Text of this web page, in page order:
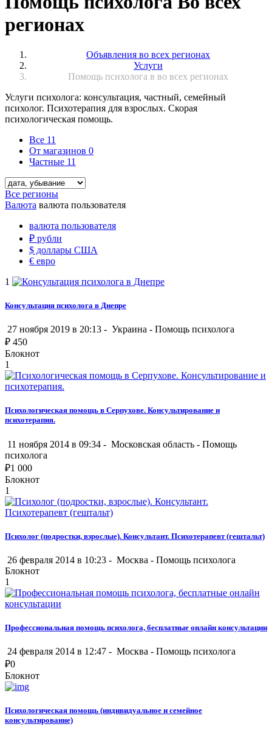
регионах
Объявления во всех регионах
Услуги
Помощь психолога в во всех регионах
Услуги психолога: консультация, частный, семейный
психолог. Психотерапия для взрослых. Скорая
психологическая помощь.
Все 11
От магазинов 0
Частные 11
Все регионы
Валюта валюта пользователя
валюта пользователя
₽ рубли
$ доллары США
€ евро
1
Консультация психолога в Днепре
27 ноября 2019 в 20:13 - Украина - Помощь психолога
₽ 450
Блокнот
1
Психологическая помощь в Серпухове. Консультирование и
психотерапия.
11 ноября 2014 в 09:34 - Московская область - Помощь
психолога
₽1 000
Блокнот
1
Психолог (подростки, взрослые). Консультант. Психотерапевт (гештальт)
26 февраля 2014 в 10:23 - Москва - Помощь психолога
Блокнот
1
Профессиональная помощь психолога, бесплатные онлайн консультации
24 февраля 2014 в 12:47 - Москва - Помощь психолога
₽0
Блокнот
Психологическая помощь (индивидуальное и семейное
консультирование)